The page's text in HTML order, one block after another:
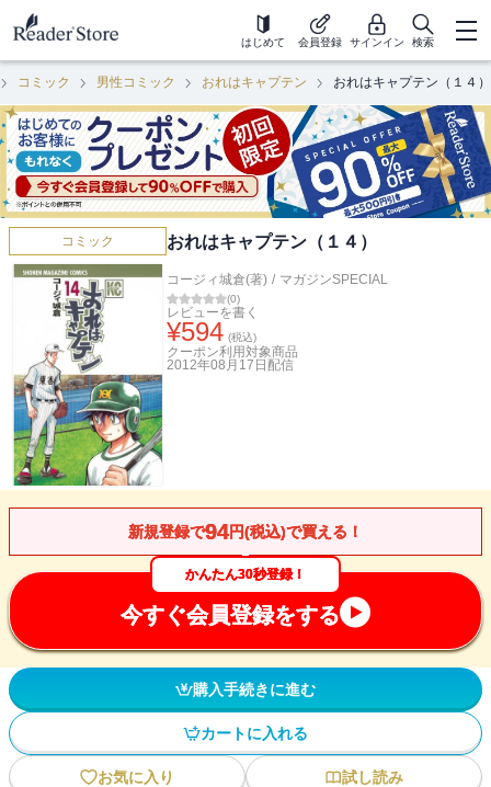
はじめて 会員登録 サインイン 検索
コミック 男性コミック おれはキャプテン おれはキャプテン（１４）
コミック おれはキャプテン（１４）
コージィ城倉(著) / マガジンSPECIAL
(0)
レビューを書く
¥594 (税込)
クーポン利用対象商品
2012年08月17日 配信
新規登録で94円(税込)で買える！
かんたん30秒登録！
今すぐ会員登録をする
購入手続きに進む
カートに入れる
お気に入り
試し読み